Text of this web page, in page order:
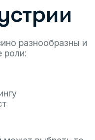
разнообразны и
роли: